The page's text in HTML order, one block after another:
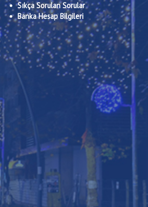
Sıkça Sorulan Sorular
Banka Hesap Bilgileri